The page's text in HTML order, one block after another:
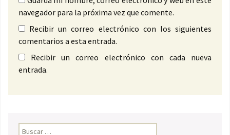
navegador para la próxima vez que comente.
Recibir un correo electrónico con los siguientes
comentarios a esta entrada.
Recibir un correo electrónico con cada nueva
entrada.
Buscar: